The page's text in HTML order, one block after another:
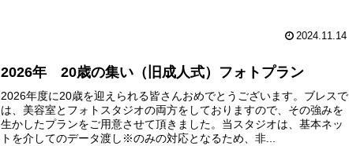
2024.11.14
2026年 20歳の集い（旧成人式）フォトプラン
2026年度に20歳を迎えられる皆さんおめでとうございます。ブレスで
は、美容室とフォトスタジオの両方をしておりますので、その強みを
生かしたプランをご用意させて頂きました。当スタジオは、基本ネッ
トを介してのデータ渡し※のみの対応となるため、非...